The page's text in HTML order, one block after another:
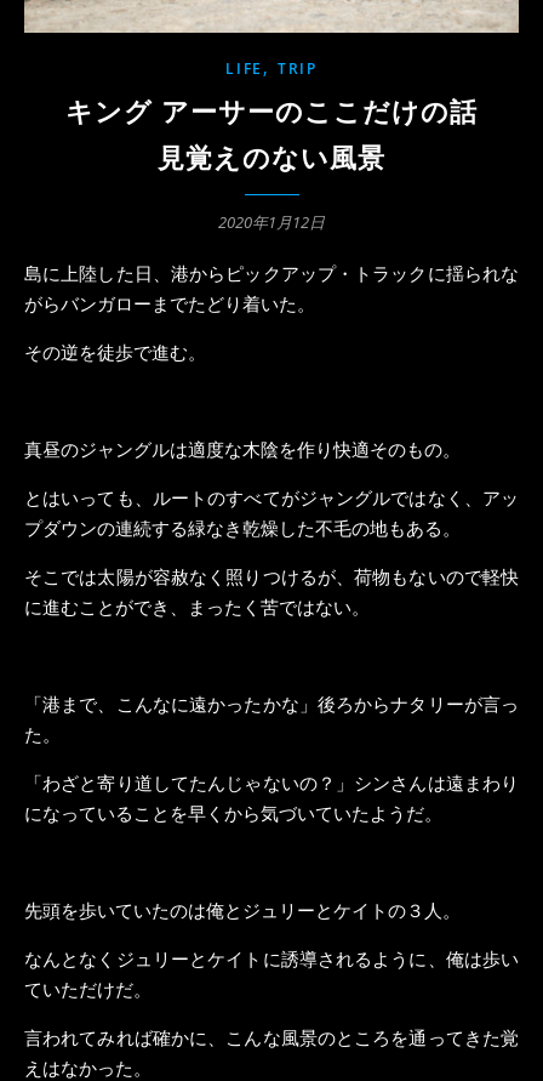
LIFE , TRIP
キング アーサーのここだけの話
見覚えのない風景
2020年1月12日
島に上陸した日、港からピックアップ・トラックに揺られな
がらバンガローまでたどり着いた。
その逆を徒歩で進む。
真昼のジャングルは適度な木陰を作り快適そのもの。
とはいっても、ルートのすべてがジャングルではなく、アッ
プダウンの連続する緑なき乾燥した不毛の地もある。
そこでは太陽が容赦なく照りつけるが、荷物もないので軽快
に進むことができ、まったく苦ではない。
「港まで、こんなに遠かったかな」後ろからナタリーが言っ
た。
「わざと寄り道してたんじゃないの？」シンさんは遠まわり
になっていることを早くから気づいていたようだ。
先頭を歩いていたのは俺とジュリーとケイトの３人。
なんとなくジュリーとケイトに誘導されるように、俺は歩い
ていただけだ。
言われてみれば確かに、こんな風景のところを通ってきた覚
えはなかった。